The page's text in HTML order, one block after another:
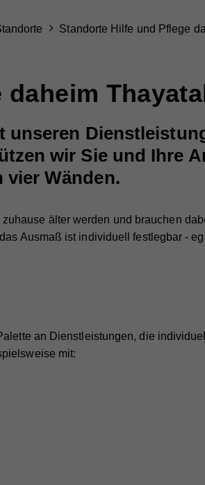
Standorte Hilfe und Pflege
unseren
wir Sie und Ihre
vier Wänden.
älter werden und brauchen
Ausmaß ist individuell festlegbar -
an Dienstleistungen, die
mit: